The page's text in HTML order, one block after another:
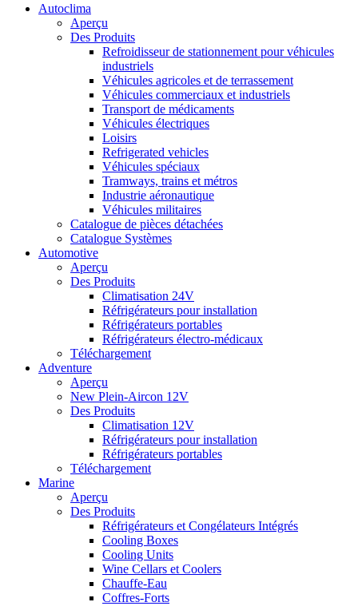
Autoclima
Aperçu
Des Produits
Refroidisseur de stationnement pour véhicules
industriels
Véhicules agricoles et de terrassement
Véhicules commerciaux et industriels
Transport de médicaments
Véhicules électriques
Loisirs
Refrigerated vehicles
Véhicules spéciaux
Tramways, trains et métros
Industrie aéronautique
Véhicules militaires
Catalogue de pièces détachées
Catalogue Systèmes
Automotive
Aperçu
Des Produits
Climatisation 24V
Réfrigérateurs pour installation
Réfrigérateurs portables
Réfrigérateurs électro-médicaux
Téléchargement
Adventure
Aperçu
New Plein-Aircon 12V
Des Produits
Climatisation 12V
Réfrigérateurs pour installation
Réfrigérateurs portables
Téléchargement
Marine
Aperçu
Des Produits
Réfrigérateurs et Congélateurs Intégrés
Cooling Boxes
Cooling Units
Wine Cellars et Coolers
Chauffe-Eau
Coffres-Forts